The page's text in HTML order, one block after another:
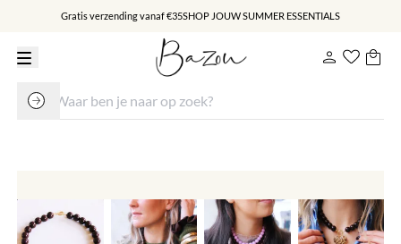
Gratis verzending vanaf €35SHOP JOUW SUMMER ESSENTIALS